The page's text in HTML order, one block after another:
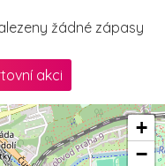
žádné zápasy
akci
+
−